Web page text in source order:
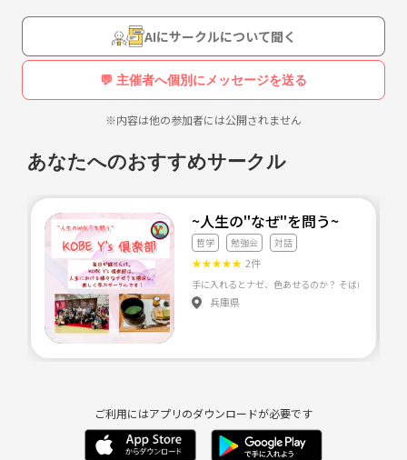
カフェやコワーキングスペースでの開催を予定しております。
AIにサークルについて聞く
💬 主催者へ個別にメッセージを送る
※内容は他の参加者には公開されません
あなたへのおすすめサークル
哲学 勉強会 対話
★★★★★ 2件
兵庫県
ご利用にはアプリのダウンロードが必要です